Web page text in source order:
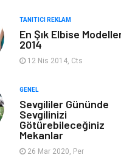
Tatil
Aksesuar
Spor
TANITICI REKLAM
En Şık Elbise
2014
12 Nis 2014, Cts
GENEL
Sevgililer Gününde
Sevgilinizi
Götürebileceğiniz
Mekanlar
26 Mar 2020, Per